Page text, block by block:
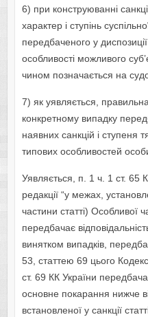
6) при конструюванні
характер і ступінь
передбаченого у
особливості можливого
чином позначається на
7) як уявляється,
конкретному випадку
наявних санкцій і ступеня
типових особливостей
Уявляється, п. 1 ч. 1 ст. 65
редакції “у межах,
частини статті) Особливої
передбачає
винятком випадків,
53, статтею 69 цього
ст. 69 КК України
основне покарання нижче
встановленої у санкції